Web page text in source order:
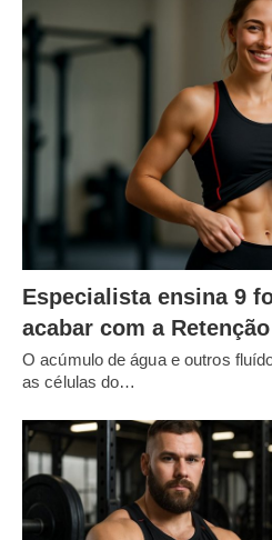
Especialista ensina 9
acabar com a
O acúmulo de água e outros
as células do…